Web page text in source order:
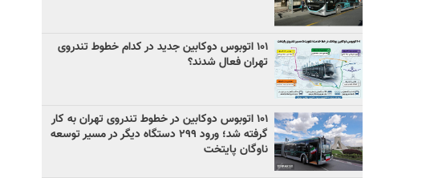
۱۰۱ اتوبوس دوکابین جدید در کدام خطوط تندروی
تهران فعال شدند؟
۱۰۱ اتوبوس دوکابین در خطوط تندروی تهران به کار
گرفته شد؛ ورود ۲۹۹ دستگاه دیگر در مسیر توسعه
ناوگان پایتخت